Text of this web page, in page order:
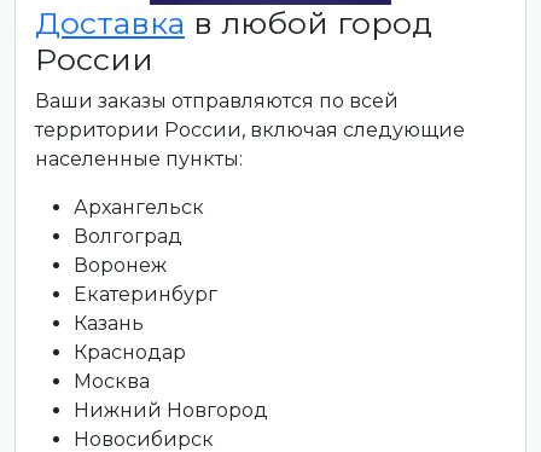
Доставка в любой город
России
Ваши заказы отправляются по всей
территории России, включая следующие
населенные пункты:
Архангельск
Волгоград
Воронеж
Екатеринбург
Казань
Краснодар
Москва
Нижний Новгород
Новосибирск